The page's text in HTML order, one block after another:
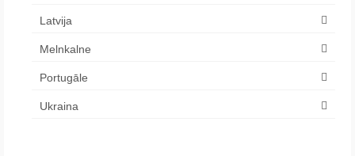
Latvija
Melnkalne
Portugāle
Ukraina